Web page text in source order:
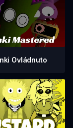
Ovládnuto